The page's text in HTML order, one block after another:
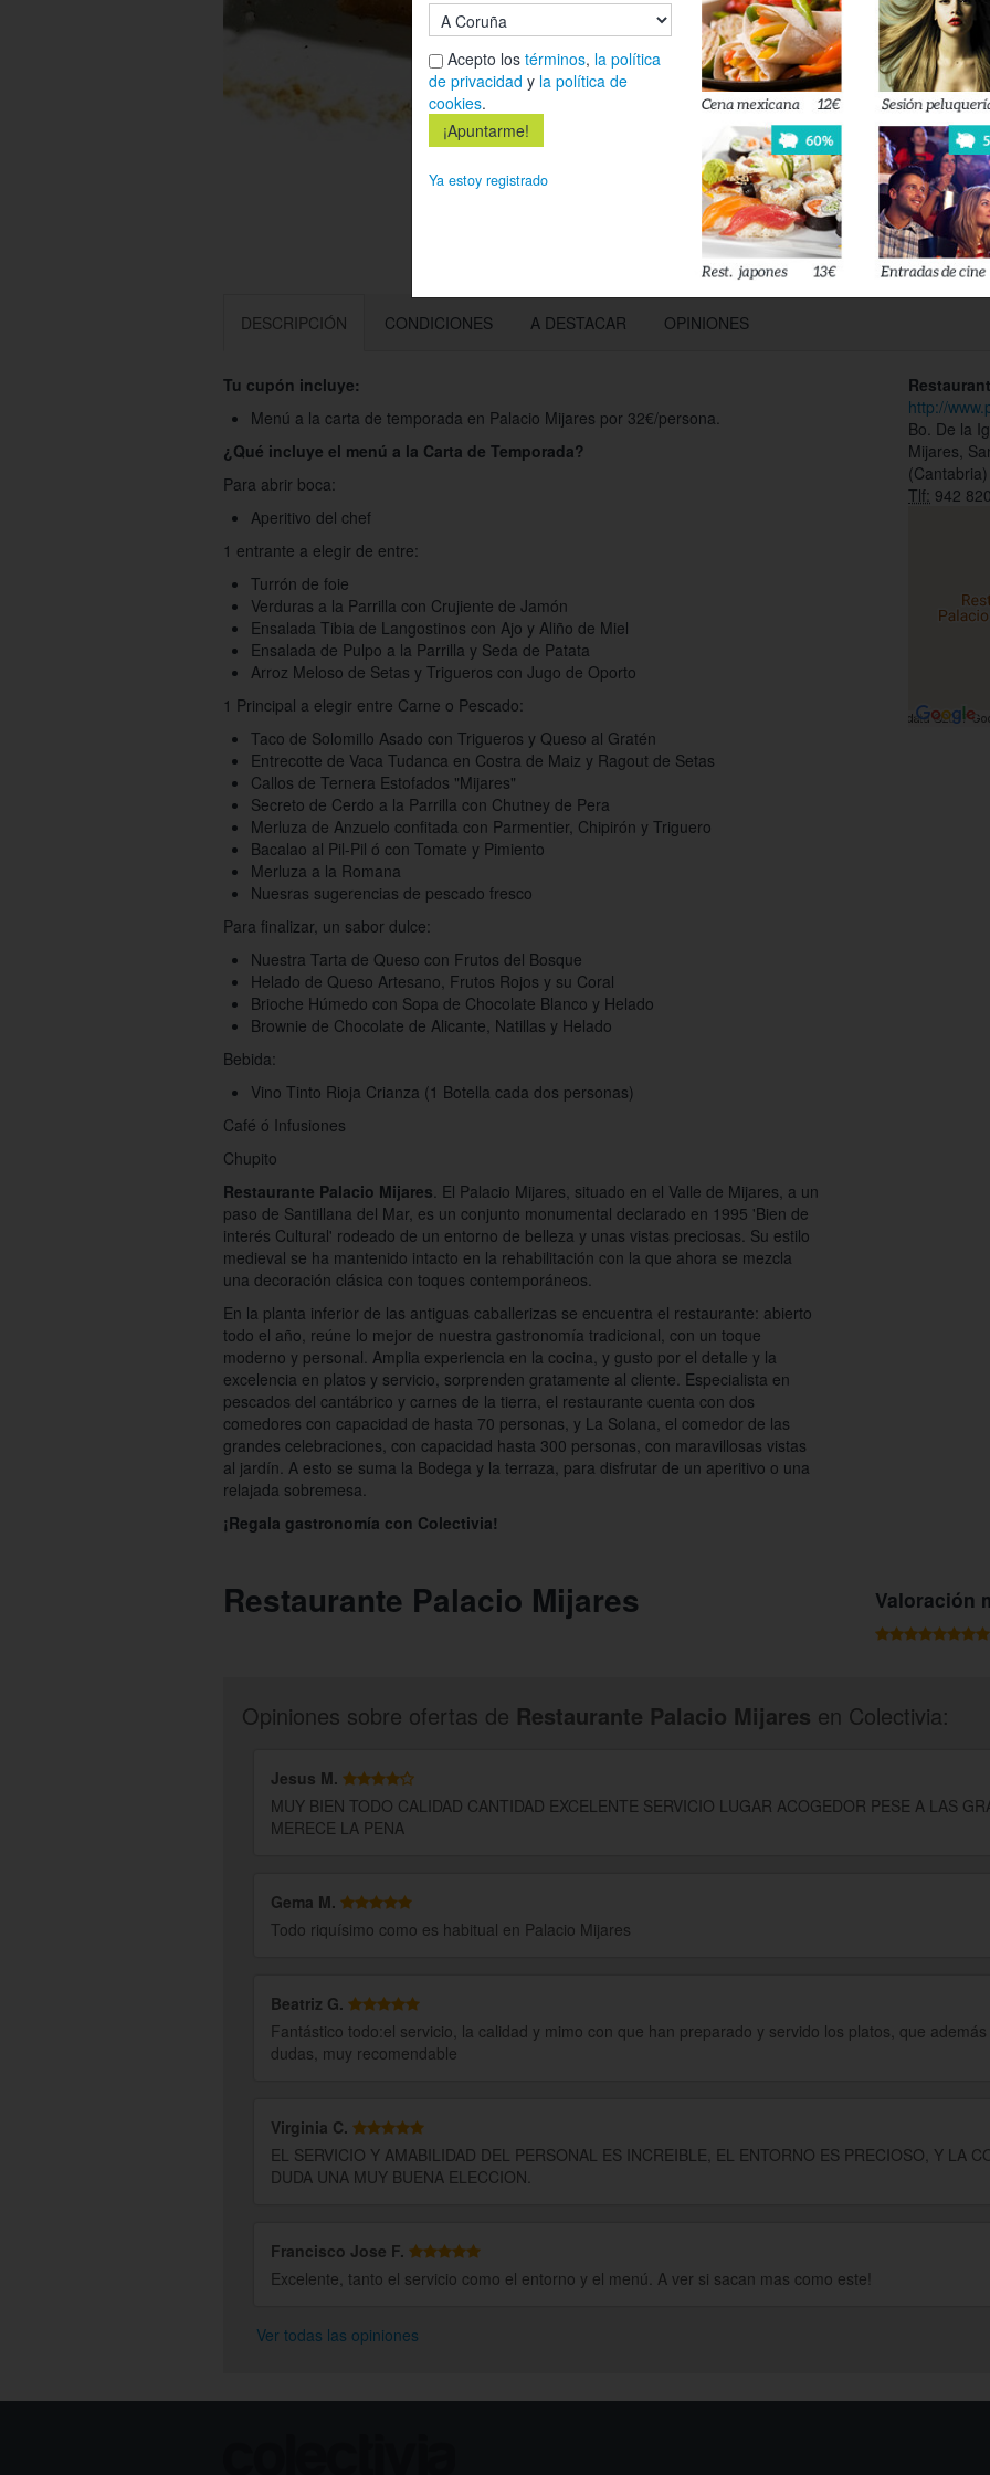
Déjanos tu
esté
Acepto
privacidady
DESCRIPCIÓN CONDICIONES A DESTACAR OPINIONES
Tu cupón incluye:
Menú a la carta de temporada en Palacio Mijares por 32€/persona.
¿Qué incluye el menú a la Carta de Temporada?
Para abrir boca:
Aperitivo del chef
1 entrante a elegir de entre:
Turrón de foie
Verduras a la Parrilla con Crujiente de Jamón
Ensalada Tibia de Langostinos con Ajo y Aliño de Miel
Ensalada de Pulpo a la Parrilla y Seda de Patata
Arroz Meloso de Setas y Trigueros con Jugo de Oporto
1 Principal a elegir entre Carne o Pescado:
Taco de Solomillo Asado con Trigueros y Queso al Gratén
Entrecotte de Vaca Tudanca en Costra de Maiz y Ragout de Setas
Callos de Ternera Estofados "Mijares"
Secreto de Cerdo a la Parrilla con Chutney de Pera
Merluza de Anzuelo confitada con Parmentier, Chipirón y Triguero
Bacalao al Pil-Pil ó con Tomate y Pimiento
Merluza a la Romana
Nuesras sugerencias de pescado fresco
Para finalizar, un sabor dulce:
Nuestra Tarta de Queso con Frutos del Bosque
Helado de Queso Artesano, Frutos Rojos y su Coral
Brioche Húmedo con Sopa de Chocolate Blanco y Helado
Brownie de Chocolate de Alicante, Natillas y Helado
Bebida:
Vino Tinto Rioja Crianza (1 Botella cada dos personas)
Café ó Infusiones
Chupito
Restaurante Palacio Mijares. El Palacio Mijares, situado en el Valle de Mijares, a un
paso de Santillana del Mar, es un conjunto monumental declarado en 1995 'Bien de
interés Cultural' rodeado de un entorno de belleza y unas vistas preciosas. Su estilo
medieval se ha mantenido intacto en la rehabilitación con la que ahora se mezcla
una decoración clásica con toques contemporáneos.
En la planta inferior de las antiguas caballerizas se encuentra el restaurante: abierto
todo el año, reúne lo mejor de nuestra gastronomía tradicional, con un toque
moderno y personal. Amplia experiencia en la cocina, y gusto por el detalle y la
excelencia en platos y servicio, sorprenden gratamente al cliente. Especialista en
pescados del cantábrico y carnes de la tierra, el restaurante cuenta con dos
comedores con capacidad de hasta 70 personas, y La Solana, el comedor de las
grandes celebraciones, con capacidad hasta 300 personas, con maravillosas vistas
al jardín. A esto se suma la Bodega y la terraza, para disfrutar de un aperitivo o una
relajada sobremesa.
¡Regala gastronomía con Colectivia!
http://
Bo. De la
Mijares,
(Cantabria)
Tlf: 942
Restaurante Palacio Mijares Valoración
Opiniones sobre ofertas de Restaurante Palacio Mijares en Colectivia:
Jesus M.
MUY BIEN TODO CALIDAD CANTIDAD EXCELENTE SERVICIO LUGAR ACOGEDOR PESE A LAS
MERECE LA PENA
Gema M.
Todo riquísimo como es habitual en Palacio Mijares
Beatriz G.
Fantástico todo:el servicio, la calidad y mimo con que han preparado y servido los platos, que
dudas, muy recomendable
Virginia C.
EL SERVICIO Y AMABILIDAD DEL PERSONAL ES INCREIBLE, EL ENTORNO ES PRECIOSO, Y LA
DUDA UNA MUY BUENA ELECCION.
Francisco Jose F.
Excelente, tanto el servicio como el entorno y el menú. A ver si sacan mas como este!
Ver todas las opiniones
Acepto los términos, la política
de privacidad y la política de
cookies.
Ya estoy registrado